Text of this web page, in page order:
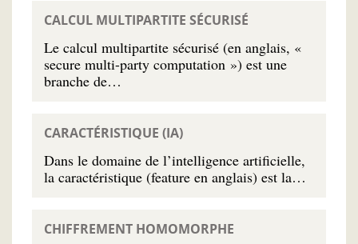
CALCUL MULTIPARTITE SÉCURISÉ
Le calcul multipartite sécurisé (en anglais, «
secure multi-party computation ») est une
branche de…
CARACTÉRISTIQUE (IA)
Dans le domaine de l’intelligence artificielle,
la caractéristique (feature en anglais) est la…
CHIFFREMENT HOMOMORPHE